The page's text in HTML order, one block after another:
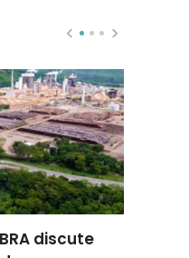
discute